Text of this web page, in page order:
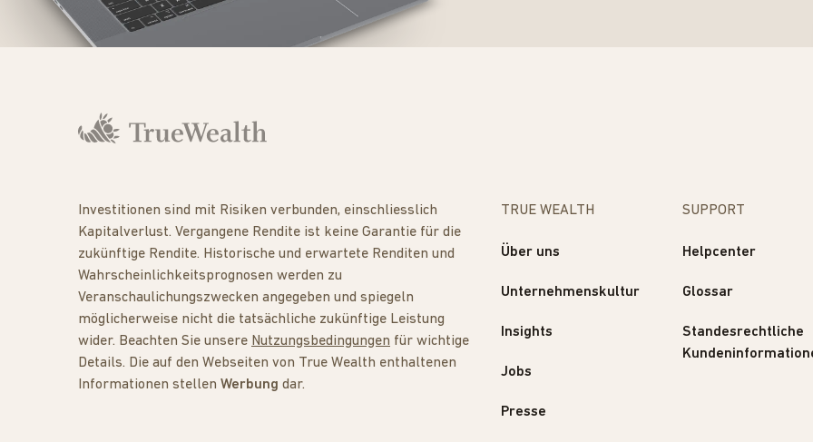
Investitionen sind mit Risiken verbunden, einschliesslich
Kapitalverlust. Vergangene Rendite ist keine Garantie für die
zukünftige Rendite. Historische und erwartete Renditen und
Wahrscheinlichkeitsprognosen werden zu
Veranschaulichungszwecken angegeben und spiegeln
möglicherweise nicht die tatsächliche zukünftige Leistung
wider. Beachten Sie unsere Nutzungsbedingungen für wichtige
Details. Die auf den Webseiten von True Wealth enthaltenen
Informationen stellen Werbung dar.
TRUE WEALTH
Über uns
Unternehmenskultur
Insights
Jobs
Presse
SUPPORT
Helpcenter
Glossar
Standesrechtliche